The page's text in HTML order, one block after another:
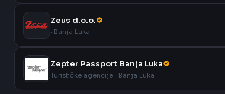
Zeus d.o.o.
· Banja Luka
Zepter Passport Banja Luka
Turističke agencije · Banja Luka